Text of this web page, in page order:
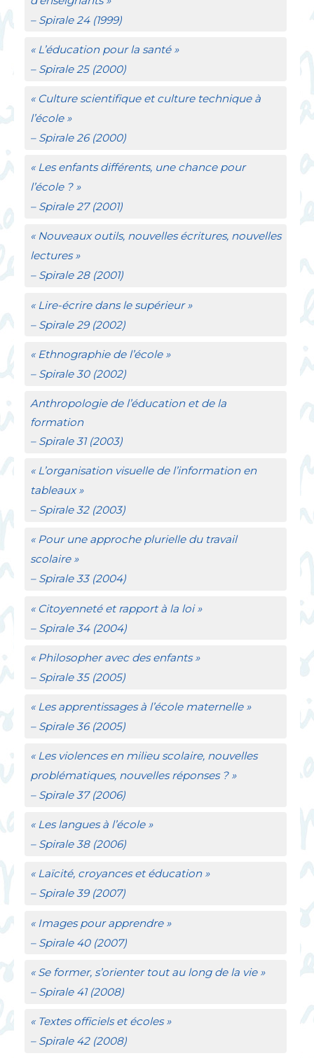
– Spirale24 (1999)
« L’éducation pour la santé »
– Spirale25 (2000)
« Culture scientifique et culture technique à
l’école »
– Spirale26 (2000)
« Les enfants différents, une chance pour
l’école ? »
– Spirale27 (2001)
« Nouveaux outils, nouvelles écritures, nouvelles
lectures »
– Spirale28 (2001)
« Lire-écrire dans le supérieur »
– Spirale29 (2002)
« Ethnographie de l’école »
– Spirale30 (2002)
Anthropologie de l’éducation et de la
formation
– Spirale31 (2003)
« L’organisation visuelle de l’information en
tableaux »
– Spirale32 (2003)
« Pour une approche plurielle du travail
scolaire »
– Spirale33 (2004)
« Citoyenneté et rapport à la loi »
– Spirale34 (2004)
« Philosopher avec des enfants »
– Spirale35 (2005)
« Les apprentissages à l’école maternelle »
– Spirale36 (2005)
« Les violences en milieu scolaire, nouvelles
problématiques, nouvelles réponses ? »
– Spirale37 (2006)
« Les langues à l’école »
– Spirale38 (2006)
« Laïcité, croyances et éducation »
– Spirale39 (2007)
« Images pour apprendre »
– Spirale40 (2007)
« Se former, s’orienter tout au long de la vie »
– Spirale41 (2008)
« Textes officiels et écoles »
– Spirale42 (2008)